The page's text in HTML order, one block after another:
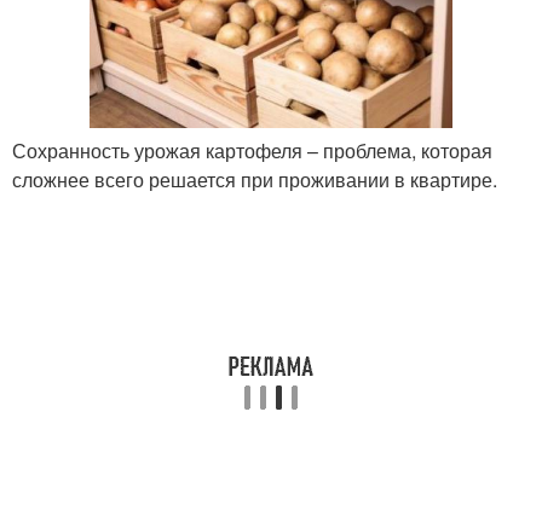
Сохранность урожая картофеля – проблема, которая
сложнее всего решается при проживании в квартире.